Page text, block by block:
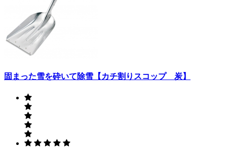
固まった雪を砕いて除雪【カチ割りスコップ 炭】